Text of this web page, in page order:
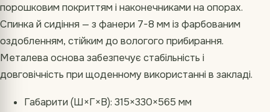
порошковим покриттям і наконечниками на опорах.
Спинка й сидіння — з фанери 7-8 мм із фарбованим
оздобленням, стійким до вологого прибирання.
Металева основа забезпечує стабільність і
довговічність при щоденному використанні в закладі.
Габарити (Ш×Г×В): 315×330×565 мм